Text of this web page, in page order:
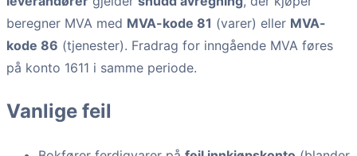
beregner MVA med MVA-kode 81 (varer) eller MVA-
kode 86 (tjenester). Fradrag for inngående MVA føres
på konto 1611 i samme periode.
Vanlige feil